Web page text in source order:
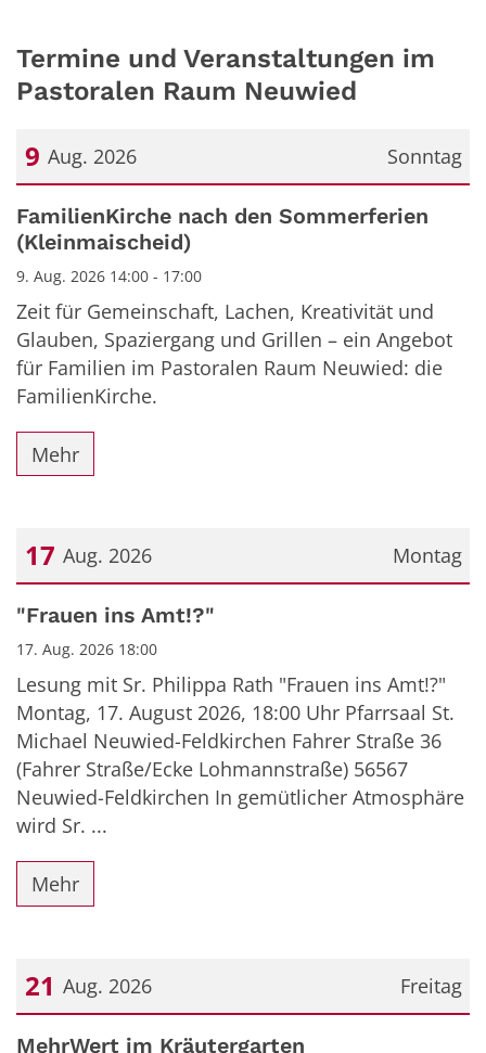
Termine und Veranstaltungen im
Pastoralen Raum Neuwied
Sonntag
9 Aug. 2026
Datum: 9. August 2026
FamilienKirche nach den Sommerferien
(Kleinmaischeid)
9. Aug. 2026 14:00 - 17:00
Zeit für Gemeinschaft, Lachen, Kreativität und
Glauben, Spaziergang und Grillen – ein Angebot
für Familien im Pastoralen Raum Neuwied: die
FamilienKirche.
Mehr
Montag
17 Aug. 2026
Datum: 17. August 2026
"Frauen ins Amt!?"
17. Aug. 2026 18:00
Lesung mit Sr. Philippa Rath "Frauen ins Amt!?"
Montag, 17. August 2026, 18:00 Uhr Pfarrsaal St.
Michael Neuwied-Feldkirchen Fahrer Straße 36
(Fahrer Straße/Ecke Lohmannstraße) 56567
Neuwied-Feldkirchen In gemütlicher Atmosphäre
wird Sr. ...
Mehr
Freitag
21 Aug. 2026
Datum: 21. August 2026
MehrWert im Kräutergarten